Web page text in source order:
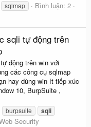
sqlmap
Bình luận: 2
sqli tự động trên
động trên win với
các công cụ sqlmap
hay dùng win ít tiếp xúc
10, BurpSuite ,
burpsuite sqli
Security